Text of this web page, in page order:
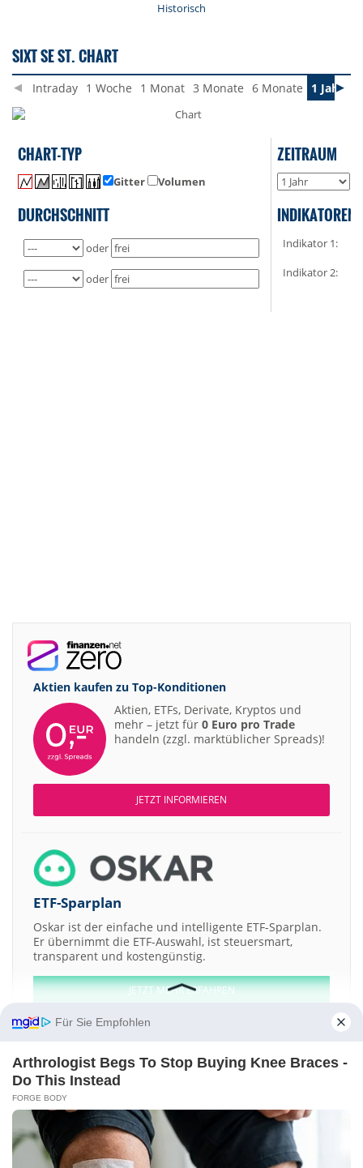
Historisch
SIXT SE ST. CHART
Intraday 1 Woche 1 Monat 3 Monate 6 Monate 1 Jahr
CHART-TYP
Gitter Volumen
ZEITRAUM
DURCHSCHNITT
oder
oder
INDIKATOREN
Indikator 1:
Indikator 2:
Aktien kaufen zu Top-Konditionen
Aktien, ETFs, Derivate, Kryptos und
mehr – jetzt für 0 Euro pro Trade
handeln (zzgl. marktüblicher Spreads)!
JETZT INFORMIEREN
ETF-Sparplan
Oskar ist der einfache und intelligente ETF-Sparplan.
Er übernimmt die ETF-Auswahl, ist steuersmart,
transparent und kostengünstig.
JETZT MEHR ERFAHREN
Aktien ATX DAX EuroStoxx 50
Weitere Aktien:
Aventis
Landesbank Berlin Schering-Plough Electronic Arts
Für Sie Empfohlen
Arthrologist Begs To Stop Buying Knee Braces -
Do This Instead
FORGE BODY